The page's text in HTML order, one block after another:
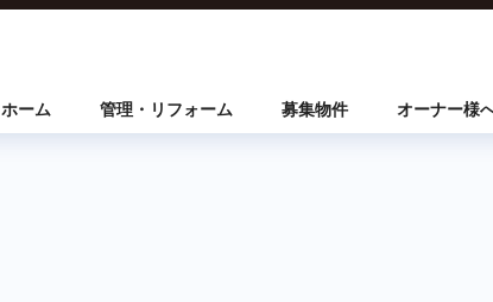
ホーム 管理・リフォーム 募集物件 オーナー様